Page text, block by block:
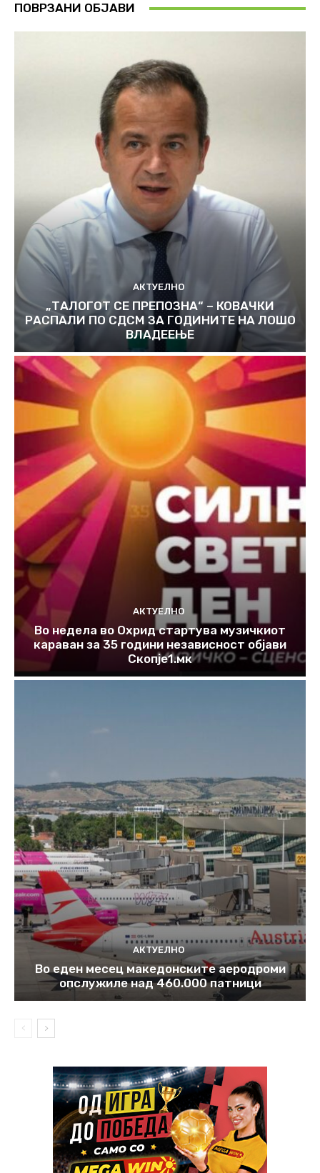
ПОВРЗАНИ ОБЈАВИ
АКТУЕЛНО
„ТАЛОГОТ СЕ ПРЕПОЗНА“ – КОВАЧКИ
РАСПАЛИ ПО СДСМ ЗА ГОДИНИТЕ НА ЛОШО
ВЛАДЕЕЊЕ
АКТУЕЛНО
Во недела во Охрид стартува музичкиот
караван за 35 години независност објави
Скопје1.мк
АКТУЕЛНО
Во еден месец македонските аеродроми
опслужиле над 460.000 патници